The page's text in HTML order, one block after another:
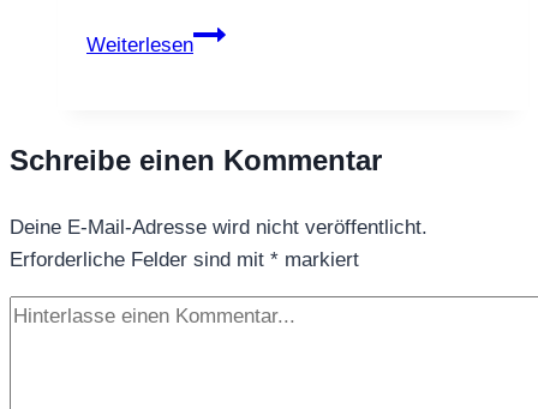
Weiterlesen
Tee
Anbau,
und
Bedeutung
Schreibe einen Kommentar
Deine E-Mail-Adresse wird nicht veröffentlicht.
Erforderliche Felder sind mit * markiert